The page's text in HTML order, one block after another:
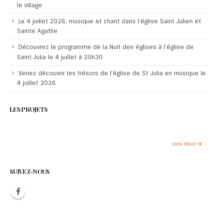
le village
Le 4 juillet 2026, musique et chant dans l’église Saint Julien et
Sainte Agathe
Découvrez le programme de la Nuit des églises à l’église de
Saint Julia le 4 juillet à 20h30
Venez découvrir les trésors de l’église de St Julia en musique le
4 juillet 2026
LES PROJETS
View More
SUIVEZ-NOUS